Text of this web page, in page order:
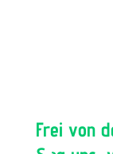
Frei von